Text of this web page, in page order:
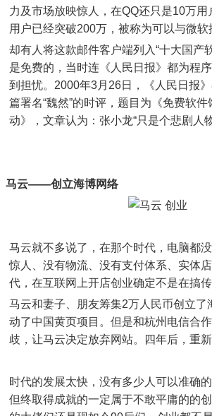
力及市场放映惊人，在QQ还只是10万用
用户已经突破200万，被称为可以与微软
却有人将这款邮件客户端列入“十大国产
是免费的，当时连《人民日报》都为程
到担忧。2000年3月26日，《人民日报
篇署名“魏然”的时评，题目为《免费软
动》，文章认为：张小龙“只是个悲剧人物
马云——创立海博网络
马云就不多说了，在那个时代，电脑都
惊人、没有物流、没有支付体系、实体
代，在互联网上开店创业确定不是在搞传
马云和妻子、朋友筹集2万人民币创立了
动了中国黄页项目。但是和杭州电信合
歧，让马云决定放弃网站。四年后，重新
时代的发展太快，没有多少人可以准确
但终取得成就的一定属于不敢平庸的的